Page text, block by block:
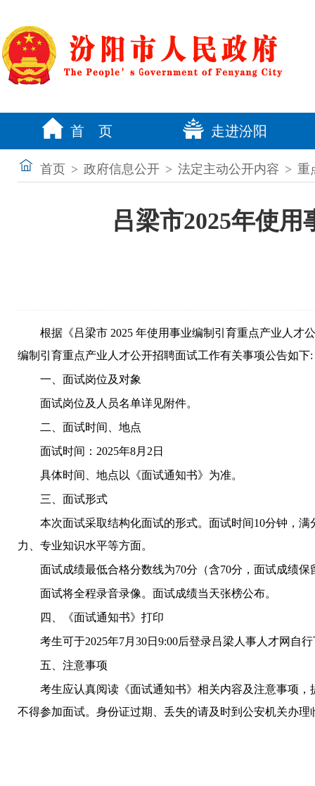
首 页 走进汾阳
首页 > 政府信息公开 > 法定主动公开内容 > 重
吕梁市2025年使
根据 《吕梁市 2025 年使用事业编制引育重点产业人才
编制引育重点产业人才公开招聘面试工作有关事项公告如下:
一、面试岗位及对象
面试岗位及人员名单详见附件。
二、面试时间、地点
面试时间：2025年8月2日
具体时间、地点以《面试通知书》为准。
三、面试形式
本次面试采取结构化面试的形式。面试时间10分钟，
力、专业知识水平等方面。
面试成绩最低合格分数线为70分（含70分，面试成绩
面试将全程录音录像。面试成绩当天张榜公布。
四、《面试通知书》打印
考生可于2025年7月30日9:00后登录吕梁人事人才网自
五、注意事项
考生应认真阅读《面试通知书》相关内容及注意事项
不得参加面试。身份证过期、丢失的请及时到公安机关办理